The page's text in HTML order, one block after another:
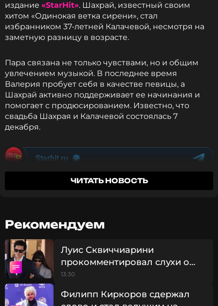
издание «StarHit». Шахрай, известный своим
хитом «Одинокая ветка сирени», стал
избранником 37-летней Калачевой, несмотря на
заметную разницу в возрасте.
Пара связана не только чувствами, но и общим
увлечением музыкой. В последнее время
Валерия пробует себя в качестве певицы, а
Шахрай активно поддерживает ее начинания и
помогает с продюсированием. Известно, что
свадьба Шахрая и Калачевой состоялась 7
декабря.
ЧИТАТЬ НОВОСТЬ
Рекомендуем
Луис Сквиччиарини
прокомментировал слухи о
смерти Лерчек
13:30
Филипп Киркоров сдержал